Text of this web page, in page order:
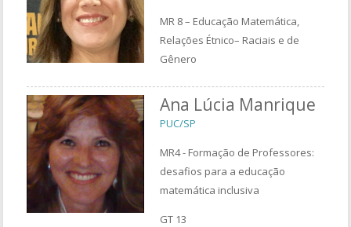
MR 8 – Educação Matemática,
Relações Étnico– Raciais e de
Gênero
Ana Lúcia Manrique
PUC/SP
MR4 - Formação de Professores:
desafios para a educação
matemática inclusiva
GT 13